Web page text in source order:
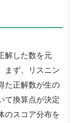
解した数を元
まず、リスニン
た正解数が生の
て換算点が決定
のスコア分布を